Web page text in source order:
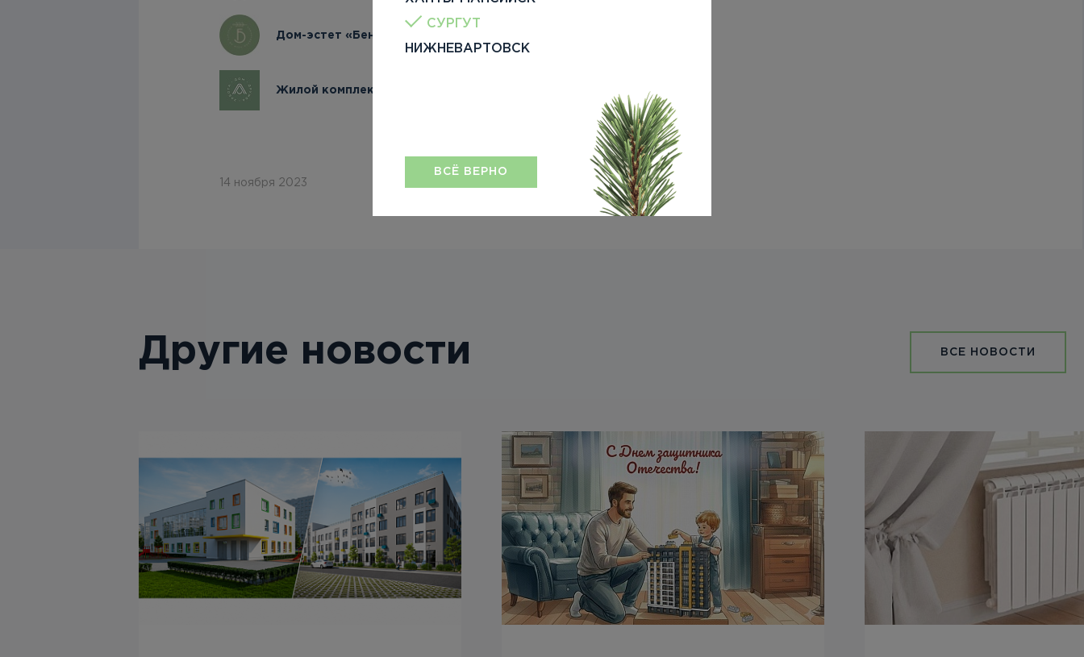
СУРГУТ
НИЖНЕВАРТОВСК
ВСЁ ВЕРНО
Дом-эстет «Бенуа»
Жилой комплекс «Азбука»
14 ноября 2023
Другие новости ВСЕ НОВОСТИ